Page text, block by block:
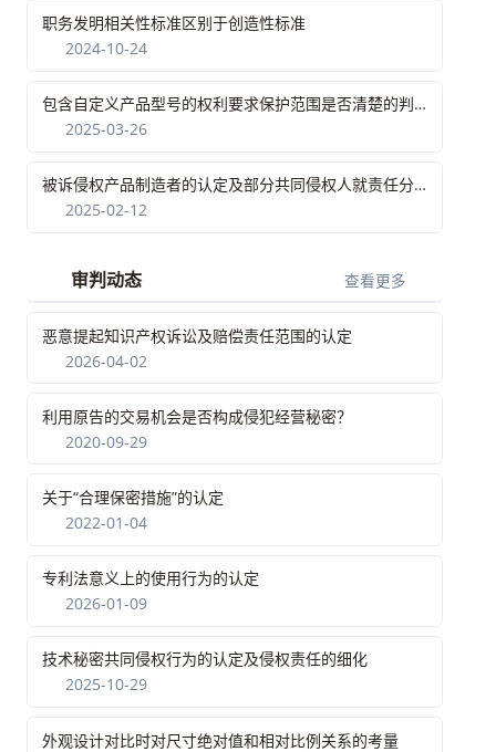
职务发明相关性标准区别于创造性标准
2024-10-24
包含自定义产品型号的权利要求保护范围是否清楚的判断
2025-03-26
被诉侵权产品制造者的认定及部分共同侵权人就责任分担不服提起上诉的处理
2025-02-12
审判动态 查看更多
恶意提起知识产权诉讼及赔偿责任范围的认定
2026-04-02
利用原告的交易机会是否构成侵犯经营秘密？
2020-09-29
关于“合理保密措施”的认定
2022-01-04
专利法意义上的使用行为的认定
2026-01-09
技术秘密共同侵权行为的认定及侵权责任的细化
2025-10-29
外观设计对比时对尺寸绝对值和相对比例关系的考量